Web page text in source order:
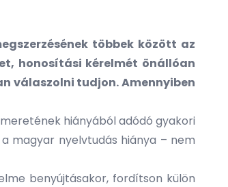
többek között az
honosítási kérelmét önállóan
válaszolni tudjon. Amennyiben
hiányából adódó gyakori
magyar nyelvtudás hiánya – nem
benyújtásakor, fordítson külön